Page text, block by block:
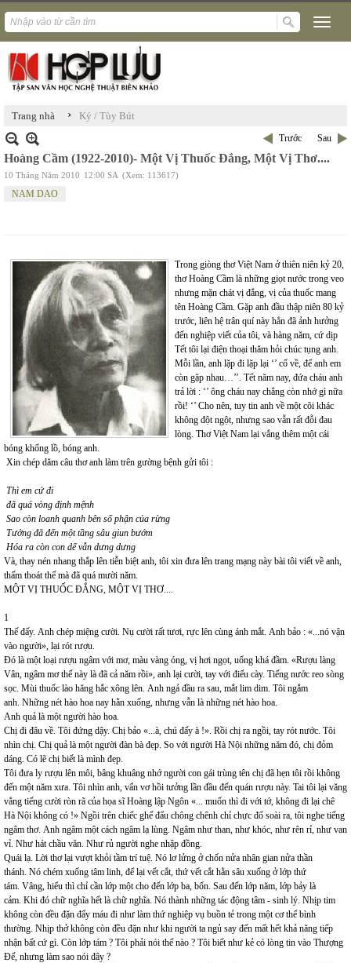
Trang nhà › Ký / Tùy Bút
Trước Sau
Hoàng Cầm (1922-2010)- Một Vị Thuốc Đắng, Một Vị Thơ....
10 Tháng Năm 2010 12:00 SA (Xem: 113617)
NAM DAO
Trong giòng thơ Việt Nam ở thiên niên kỷ 20,
thơ Hoàng Cầm là những giọt nước trong veo
nhưng mặn chát vị đắng, vị của thuốc mang
tên Hoàng Cầm. Gặp anh đầu thập niên 80 kỷ
trước, liên hệ trân quí này hẳn đã ảnh hưởng
đến nghiệp viết của tôi, và hàng năm, cứ dịp
Tết tôi lại điện thoại thăm hỏi chúc tụng anh.
Mỗi lần, anh lặp đi lặp lại ‘’ cố về, để anh em
còn gặp nhau…’’. Tết năm nay, đứa cháu anh
trả lời : ‘’ ông cháu nay chẳng còn nhớ gì nữa
rồi! ‘’ Cho nên, tuy tin anh về một cõi khác
không đột ngột, nhưng sao vẫn rất đỗi đau
lòng. Thơ Việt Nam lại vắng thêm một cái
bóng khổng lồ, bóng anh.
Xin chép dăm câu thơ anh làm trên gường bệnh gửi tôi :
Thì em cứ đi
đã quá vòng định mệnh
Sao còn loanh quanh bên số phận của rừng
Tưởng đã đến một tầng sâu giun bướm
Hóa ra còn con dế vẫn dưng dưng
Và, thay nén nhang thắp lên tiễn biệt anh, tôi xin đưa lên trang mạng này bài tôi viết về anh,
thấm thoát thế mà đã quá mười năm.
MỘT VỊ THUỐC ĐẮNG, MỘT VỊ THƠ....
1
Thế đấy. Anh chép miệng cười. Nụ cười rất tươi, rực lên cùng ánh mắt. Anh bảo : «...nó vận
vào người», lại rót rượu.
Đó là một loại rượu ngâm với mơ, màu vàng óng, vị hơi ngọt, uống khá đầm. «Rượu làng
Vân, ngâm mơ thế này là đã cả năm rồi», anh lại cười, tay với điếu cày. Tiếng nước reo sòng
sọc. Mùi thuốc lào hăng hắc xông lên. Anh ngả đầu ra sau, mắt lim dim. Tôi ngắm
anh. Những nét hào hoa nay hằn xuống, nhưng vẫn là những nét hào hoa.
Anh quả là một người hào hoa.
Chị đi đâu về. Tôi đứng dậy. Chị bảo «...à, chú đấy à !». Rồi chị ra ngồi, tay rót nước. Tôi
nhìn chị. Chị quả là một người đàn bà đẹp. So với người Hà Nội những năm đó, chị đỏm
dáng. Có lẽ chị biết là mình đẹp.
Tôi đưa ly rượu lên môi, bâng khuâng nhớ người con gái trùng tên chị đã hẹn tôi rồi không
đến một năm xưa. Tôi nhìn anh, vẩn vơ hồi tưởng lần đầu đến quán rượu này. Tai tôi lại văng
vẳng tiếng cười ròn rã của họa sĩ Hoàng lập Ngôn «... muốn thì đi với tớ, không đi lại chê
Hà Nội không có !» Ngồi trên chiếc ghế đẩu chông chênh chỉ chực đổ soài ra, tôi nghe tiếng
ngâm thơ. Anh ngâm một cách ngâm lạ lùng. Ngâm như than, như khóc, như rên rỉ, như van
vỉ. Như hát chầu văn. Như rủ người nghe nhập đồng.
Quái lạ. Lời thơ lại vượt khỏi tầm trí tuệ. Nó lơ lửng ở chốn nửa nhân gian nửa thần
thánh. Nó chém xuống tâm linh, để lại vết cắt, thứ vết cắt hằn sâu xuống ở lớp thứ
tám. Vâng, hiểu thì chỉ cần lớp một cho đến lớp ba, bốn. Sau đến lớp năm, lớp bảy là
cảm. Khi đó chữ nghĩa hết là chữ nghĩa. Nó thành những tác động tâm - sinh lý. Nhịp tim
không còn đều đặn đẩy máu đi như làm thứ nghiệp vụ buồn tẻ trong một cơ thể bình
thường. Nhịp thở không còn đều đặn như khi người ta ngủ say đến mất hết khả năng tiếp
nhận bất cứ gì. Còn lớp tám ? Tôi phải nói thế nào ? Tôi biết như kẻ có lòng tin vào Thượng
Đế, nhưng làm sao nói đây ?